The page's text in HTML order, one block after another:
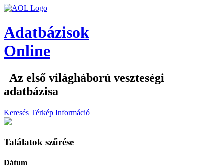
Adatbázisok
Online
Az első világháború veszteségi
adatbázisa
Keresés Térkép Információ
Találatok szűrése
Dátum